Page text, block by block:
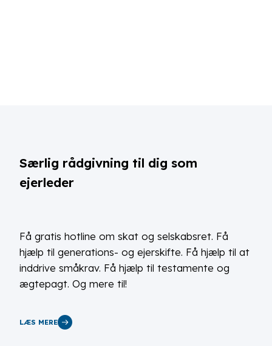
Særlig rådgivning til dig som
ejerleder
Få gratis hotline om skat og selskabsret. Få
hjælp til generations- og ejerskifte. Få hjælp til at
inddrive småkrav. Få hjælp til testamente og
ægtepagt. Og mere til!
LÆS MERE